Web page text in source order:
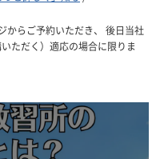
からご予約いただき、 後日当社
ただく）適応の場合に限りま